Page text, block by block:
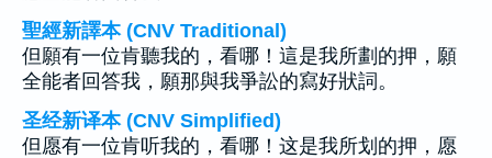
聖經新譯本 (CNV Traditional)
但願有一位肯聽我的，看哪！這是我所劃的押，願
全能者回答我，願那與我爭訟的寫好狀詞。
圣经新译本 (CNV Simplified)
但愿有一位肯听我的，看哪！这是我所划的押，愿